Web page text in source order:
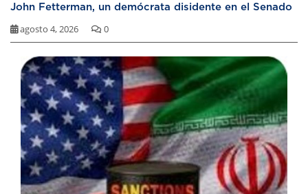
John Fetterman, un demócrata disidente en el Senado
agosto 4, 2026 0